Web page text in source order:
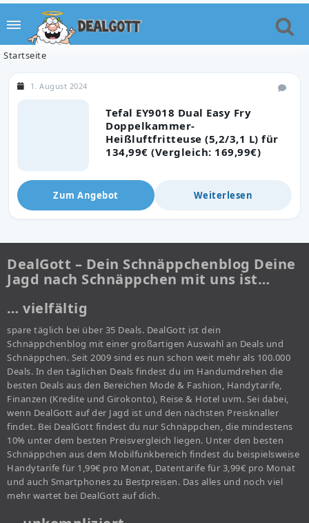
Startseite
Tefal EY9018 Dual Easy Fry
Doppelkammer-
Heißluftfritteuse (5,2/3,1 L) für
134,99€ (Vergleich: 169,99€)
1. August 2024
Zum Angebot Weiterlesen
DealGott – Dein Schnäppchenblog Deine
Jagd nach Schnäppchen mit uns ist…
… vielfältig
spare täglich bei über 35 Deals. DealGott ist dein
Schnäppchenblog mit einer großartigen Auswahl an Deals und
Schnäppchen. Seit 2009 sind es nun schon weit mehr als 100.000
Deals. In den täglichen Deals findest du im Handumdrehen die
besten Deals aus den Bereichen Mode & Fashion, Handytarife,
Finanzen (Kredite und Girokonto), Reise & Hotel uvm. Sei dabei,
wenn DealGott auf der Jagd ist und den nächsten Preisknaller
findet. Bei DealGott findest du nur Schnäppchen, die mindestens
10% unter dem besten Preisvergleich liegen. Unter den besten
Schnäppchen aus dem Mobilfunkbereich findest du beispielsweise
Handytarife für 1,99€ pro Monat, Datentarife für 3,99€ pro Monat
und auch Smartphones zu Bestpreisen. Das alles und noch viel
mehr wartet bei DealGott auf dich.